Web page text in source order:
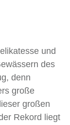
und
des
denn
große
großen
Rekord liegt